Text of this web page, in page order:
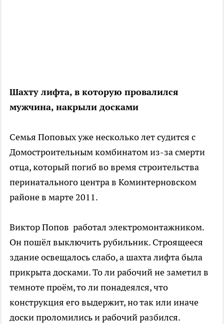
Шахту лифта, в которую провалился
мужчина, накрыли досками
Семья Поповых уже несколько лет судится с
Домостроительным комбинатом из-за смерти
отца, который погиб во время строительства
перинатального центра в Коминтерновском
районе в марте 2011.
Виктор Попов работал электромонтажником.
Он пошёл выключить рубильник. Строящееся
здание освещалось слабо, а шахта лифта была
прикрыта досками. То ли рабочий не заметил в
темноте проём, то ли понадеялся, что
конструкция его выдержит, но так или иначе
доски проломились и рабочий разбился.